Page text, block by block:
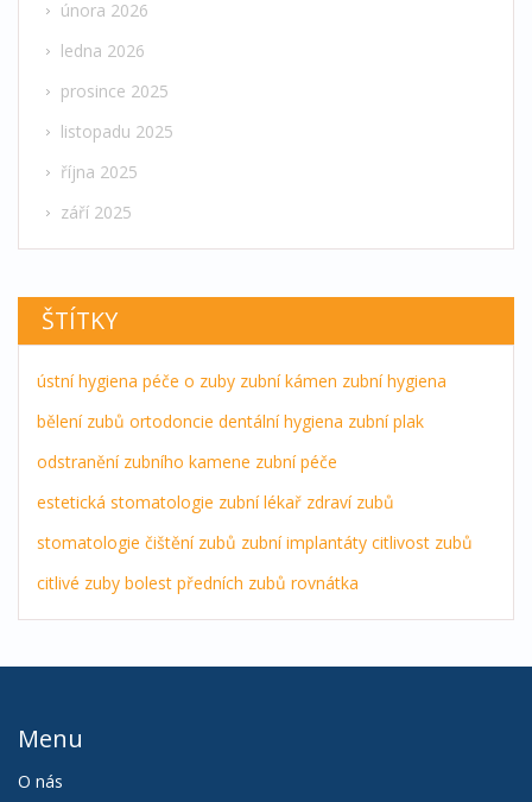
února 2026
ledna 2026
prosince 2025
listopadu 2025
října 2025
září 2025
ŠTÍTKY
ústní hygiena péče o zuby zubní kámen zubní hygiena
bělení zubů ortodoncie dentální hygiena zubní plak
odstranění zubního kamene zubní péče
estetická stomatologie zubní lékař zdraví zubů
stomatologie čištění zubů zubní implantáty citlivost zubů
citlivé zuby bolest předních zubů rovnátka
Menu
O nás